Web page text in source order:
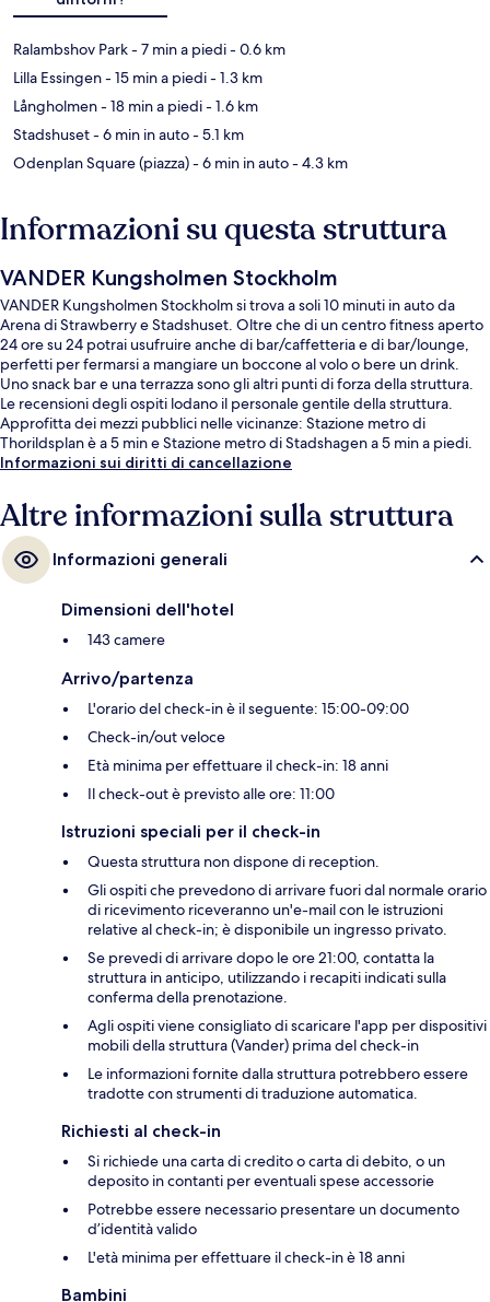
Ralambshov Park- 7 min a piedi- 0.6 km
Lilla Essingen- 15 min a piedi- 1.3 km
Långholmen- 18 min a piedi- 1.6 km
Stadshuset- 6 min in auto- 5.1 km
Odenplan Square (piazza)- 6 min in auto- 4.3 km
Informazioni su questa struttura
VANDER Kungsholmen Stockholm
VANDER Kungsholmen Stockholm si trova a soli 10 minuti in auto da
Arena di Strawberry e Stadshuset. Oltre che di un centro fitness aperto
24 ore su 24 potrai usufruire anche di bar/caffetteria e di bar/lounge,
perfetti per fermarsi a mangiare un boccone al volo o bere un drink.
Uno snack bar e una terrazza sono gli altri punti di forza della struttura.
Le recensioni degli ospiti lodano il personale gentile della struttura.
Approfitta dei mezzi pubblici nelle vicinanze: Stazione metro di
Thorildsplan è a 5 min e Stazione metro di Stadshagen a 5 min a piedi.
Informazioni sui diritti di cancellazione
Altre informazioni sulla struttura
Informazioni generali
Dimensioni dell'hotel
143 camere
Arrivo/partenza
L'orario del check-in è il seguente: 15:00-09:00
Check-in/out veloce
Età minima per effettuare il check-in: 18 anni
Il check-out è previsto alle ore: 11:00
Istruzioni speciali per il check-in
Questa struttura non dispone di reception.
Gli ospiti che prevedono di arrivare fuori dal normale orario
di ricevimento riceveranno un'e-mail con le istruzioni
relative al check-in; è disponibile un ingresso privato.
Se prevedi di arrivare dopo le ore 21:00, contatta la
struttura in anticipo, utilizzando i recapiti indicati sulla
conferma della prenotazione.
Agli ospiti viene consigliato di scaricare l'app per dispositivi
mobili della struttura (Vander) prima del check-in
Le informazioni fornite dalla struttura potrebbero essere
tradotte con strumenti di traduzione automatica.
Richiesti al check-in
Si richiede una carta di credito o carta di debito, o un
deposito in contanti per eventuali spese accessorie
Potrebbe essere necessario presentare un documento
d’identità valido
L'età minima per effettuare il check-in è 18 anni
Bambini